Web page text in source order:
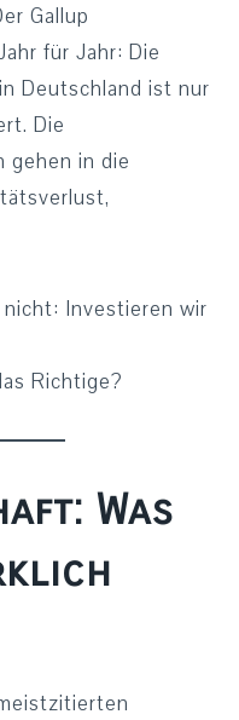
Gallup
für Jahr: Die
Deutschland ist nur
Die
gehen in die
Investieren wir
Richtige?
Was